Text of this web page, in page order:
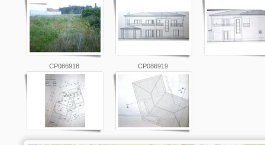
CP086918 CP086919